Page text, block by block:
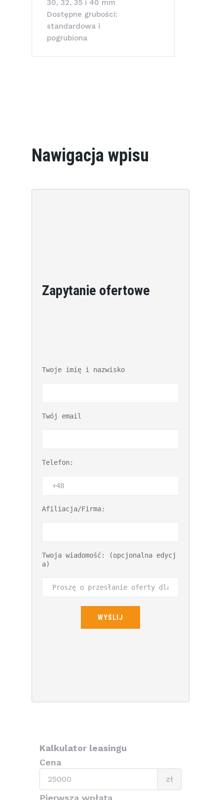
30, 32, 35 i 40 mm
Dostępne grubości:
standardowa i
pogrubiona
Nawigacja wpisu
Zapytanie ofertowe
Twoje imię i nazwisko
Twój email
Telefon:
Afiliacja/Firma:
Twoja wiadomość: (opcjonalna edycj
a)
Kalkulator leasingu
Cena
zł
Pierwsza wpłata